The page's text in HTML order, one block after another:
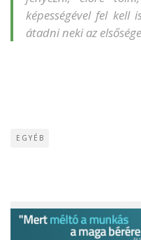
képességével fel kell
átadni neki az
EGYÉB